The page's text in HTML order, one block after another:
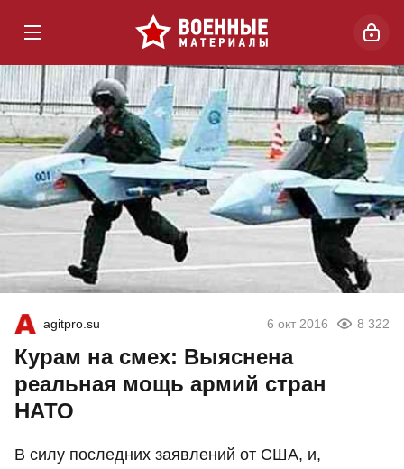
agitpro.su 6 окт 2016 8 322
Курам на смех: Выяснена
реальная мощь армий стран
НАТО
В силу последних заявлений от США, и,